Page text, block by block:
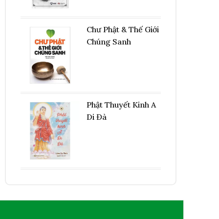
Chư Phật & Thế Giới
Chúng Sanh
Phật Thuyết Kinh A
Di Đà